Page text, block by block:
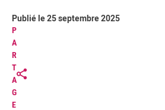
P
A
R
T
A
G
E
Publié le 25 septembre 2025